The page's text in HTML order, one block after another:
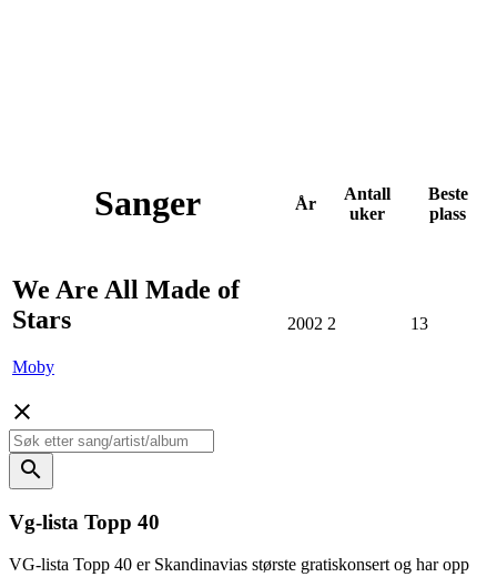
Sanger År
Antall
uker
Beste
plass
We Are All Made of
Stars
Moby
2002 2 13
close
search
Vg-lista Topp 40
VG-lista Topp 40 er Skandinavias største gratiskonsert og har opp